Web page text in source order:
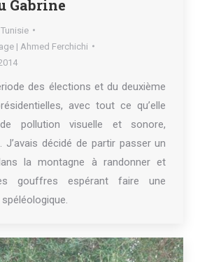
Gabrine
| Ahmed Ferchichi
des élections et du deuxième
avec tout ce qu’elle
pollution visuelle et sonore,
J’avais décidé de partir passer un
la montagne à randonner et
gouffres espérant faire une